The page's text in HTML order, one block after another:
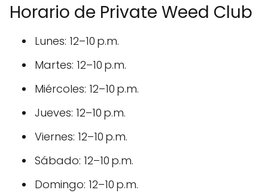
Horario de Private Weed Club
Lunes: 12–10 p.m.
Martes: 12–10 p.m.
Miércoles: 12–10 p.m.
Jueves: 12–10 p.m.
Viernes: 12–10 p.m.
Sábado: 12–10 p.m.
Domingo: 12–10 p.m.